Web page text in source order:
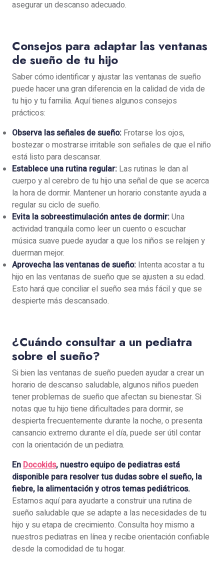
asegurar un descanso adecuado.
Consejos para adaptar las ventanas
de sueño de tu hijo
Saber cómo identificar y ajustar las ventanas de sueño
puede hacer una gran diferencia en la calidad de vida de
tu hijo y tu familia. Aquí tienes algunos consejos
prácticos:
Observa las señales de sueño: Frotarse los ojos,
bostezar o mostrarse irritable son señales de que el niño
está listo para descansar.
Establece una rutina regular: Las rutinas le dan al
cuerpo y al cerebro de tu hijo una señal de que se acerca
la hora de dormir. Mantener un horario constante ayuda a
regular su ciclo de sueño.
Evita la sobreestimulación antes de dormir:Una
actividad tranquila como leer un cuento o escuchar
música suave puede ayudar a que los niños se relajen y
duerman mejor.
Aprovecha las ventanas de sueño: Intenta acostar a tu
hijo en las ventanas de sueño que se ajusten a su edad.
Esto hará que conciliar el sueño sea más fácil y que se
despierte más descansado.
¿Cuándo consultar a un pediatra
sobre el sueño?
Si bien las ventanas de sueño pueden ayudar a crear un
horario de descanso saludable, algunos niños pueden
tener problemas de sueño que afectan su bienestar. Si
notas que tu hijo tiene dificultades para dormir, se
despierta frecuentemente durante la noche, o presenta
cansancio extremo durante el día, puede ser útil contar
con la orientación de un pediatra.
EnDocokids, nuestro equipo de pediatras está
disponible para resolver tus dudas sobre el sueño, la
fiebre, la alimentación y otros temas pediátricos.
Estamos aquí para ayudarte a construir una rutina de
sueño saludable que se adapte a las necesidades de tu
hijo y su etapa de crecimiento. Consulta hoy mismo a
nuestros pediatras en línea y recibe orientación confiable
desde la comodidad de tu hogar.